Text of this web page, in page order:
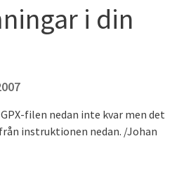
i din
filen nedan inte kvar men det
instruktionen nedan. /Johan